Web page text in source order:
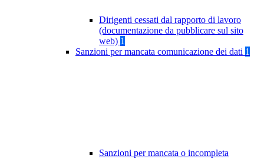
Dirigenti cessati dal rapporto di lavoro
(documentazione da pubblicare sul sito
web) 1
Sanzioni per mancata comunicazione dei dati 1
Sanzioni per mancata o incompleta